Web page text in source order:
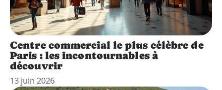
Centre commercial le plus célèbre de
Paris : les incontournables à
découvrir
13 juin 2026